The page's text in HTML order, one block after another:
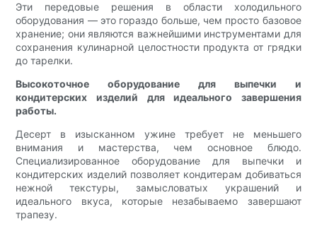
Эти передовые решения в области холодильного
оборудования — это гораздо больше, чем просто базовое
хранение; они являются важнейшими инструментами для
сохранения кулинарной целостности продукта от грядки
до тарелки.
Высокоточное оборудование для выпечки и
кондитерских изделий для идеального завершения
работы.
Десерт в изысканном ужине требует не меньшего
внимания и мастерства, чем основное блюдо.
Специализированное оборудование для выпечки и
кондитерских изделий позволяет кондитерам добиваться
нежной текстуры, замысловатых украшений и
идеального вкуса, которые незабываемо завершают
трапезу.